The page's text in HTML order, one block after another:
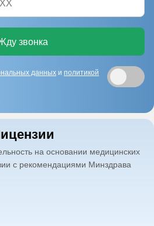
звонка
данных и политикой
на основании медицинских
с рекомендациями Минздрава